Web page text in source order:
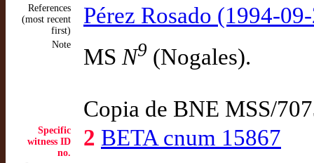
References
(most recent
first)
Pérez Rosado (1994-
Note MS N9 (Nogales).
Copia de BNE MSS/
Specific
witness ID
no.
2 BETA cnum 15867